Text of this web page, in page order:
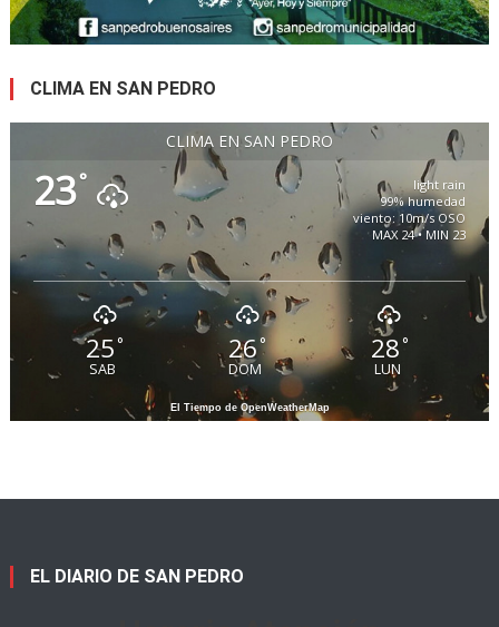
CLIMA EN SAN PEDRO
CLIMA EN SAN PEDRO
23°
light rain
99% humedad
viento: 10m/s OSO
MAX 24 • MIN 23
25°
SAB
26 °
DOM
28°
LUN
El Tiempo de OpenWeatherMap
EL DIARIO DE SAN PEDRO